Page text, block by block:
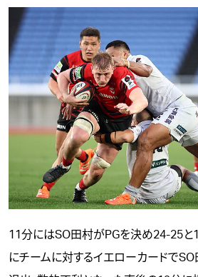
11分にはSO田村がPGを決め24-25と
にチームに対するイエローカードで